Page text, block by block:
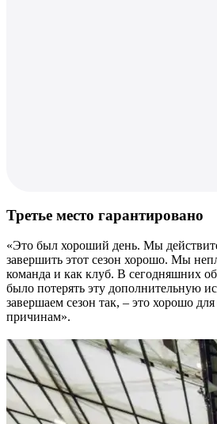
Третье место гарантировано
«Это был хороший день. Мы
завершить этот сезон хорошо. Мы
команда и как клуб. В сегодняшних
было потерять эту дополнительную
завершаем сезон так, – это хорошо
причинам».